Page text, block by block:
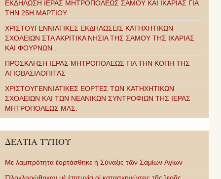
ΕΚΔΗΛΩΣΗ ΙΕΡΑΣ ΜΗΤΡΟΠΟΛΕΩΣ ΣΑΜΟΥ ΚΑΙ ΙΚΑΡΙΑΣ ΓΙΑ
ΤΗΝ 25Η ΜΑΡΤΙΟΥ
ΧΡΙΣΤΟΥΓΕΝΝΙΑΤΙΚΕΣ ΕΚΔΗΛΩΣΕΙΣ ΚΑΤΗΧΗΤΙΚΩΝ
ΣΧΟΛΕΙΩΝ ΣΤΑ ΑΚΡΙΤΙΚΑ ΝΗΣΙΑ ΤΗΣ ΣΑΜΟΥ ΤΗΣ ΙΚΑΡΙΑΣ
ΚΑΙ ΦΟΥΡΝΩΝ .
ΠΡΟΣΚΛΗΣΗ ΙΕΡΑΣ ΜΗΤΡΟΠΟΛΕΩΣ ΓΙΑ ΤΗΝ ΚΟΠΗ ΤΗΣ
ΑΓΙΟΒΑΣΙΛΟΠΙΤΑΣ
ΧΡΙΣΤΟΥΓΕΝΝΙΑΤΙΚΕΣ ΕΟΡΤΕΣ ΤΩΝ ΚΑΤΗΧΗΤΙΚΩΝ
ΣΧΟΛΕΙΩΝ ΚΑΙ ΤΩΝ ΝΕΑΝΙΚΩΝ ΣΥΝΤΡΟΦΙΩΝ ΤΗΣ ΙΕΡΑΣ
ΜΗΤΡΟΠΟΛΕΩΣ ΜΑΣ.
ΔΕΛΤΙΑ ΤΥΠΟΥ
Με λαμπρότητα ἑορτάσθηκε ἡ Σύναξις τῶν Σαμίων Ἁγίων
Ὁλοκληρώθηκαν μὲ ἐπιτυχία οἱ κατασκηνώσεις τῆς Ἱερᾶς